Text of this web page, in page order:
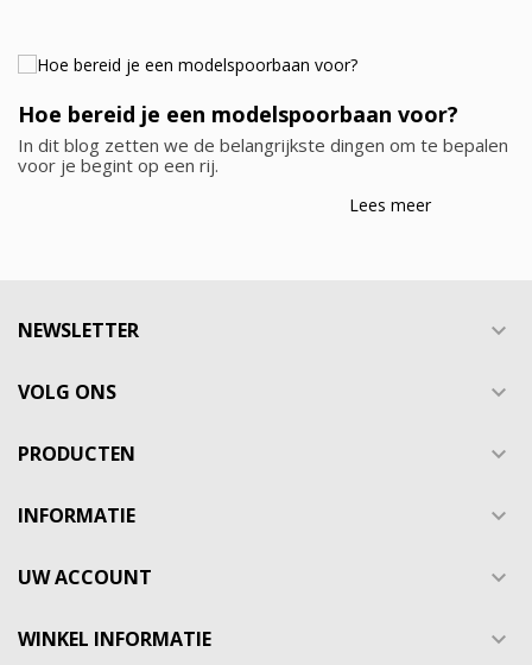
Hoe bereid je een modelspoorbaan voor?
In dit blog zetten we de belangrijkste dingen om te bepalen
voor je begint op een rij.
Lees meer
NEWSLETTER 
VOLG ONS 
PRODUCTEN 
INFORMATIE 
UW ACCOUNT 
WINKEL INFORMATIE 